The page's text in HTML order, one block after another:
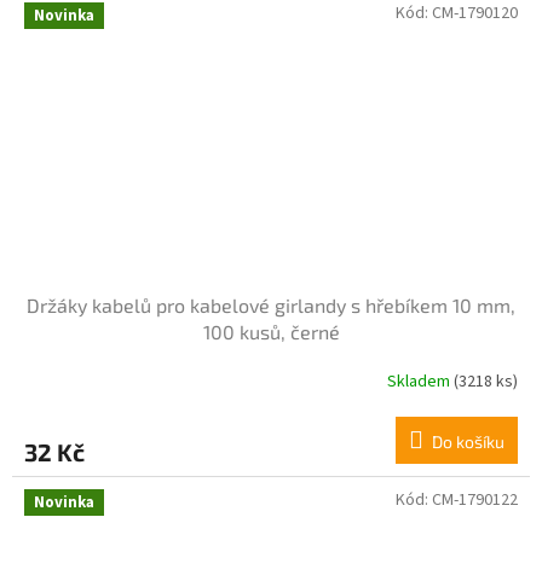
Novinka
Držáky kabelů pro kabelové girlandy s hřebíkem 10 mm,
100 kusů, černé
Skladem (3218 ks)
32 Kč Do košíku
Kód: CM-1790120
Novinka Kód: CM-1790122